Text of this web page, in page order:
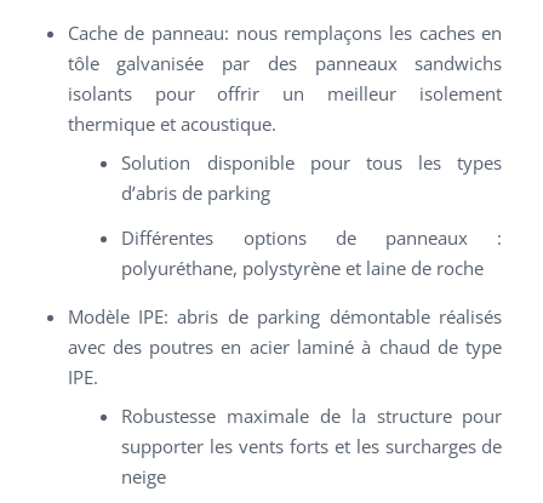
Cache de panneau: nous remplaçons les caches en
tôle galvanisée par des panneaux sandwichs
isolants pour offrir un meilleur isolement
thermique et acoustique.
Solution disponible pour tous les types
d’abris de parking
Différentes options de panneaux :
polyuréthane, polystyrène et laine de roche
Modèle IPE: abris de parking démontable réalisés
avec des poutres en acier laminé à chaud de type
IPE.
Robustesse maximale de la structure pour
supporter les vents forts et les surcharges de
neige